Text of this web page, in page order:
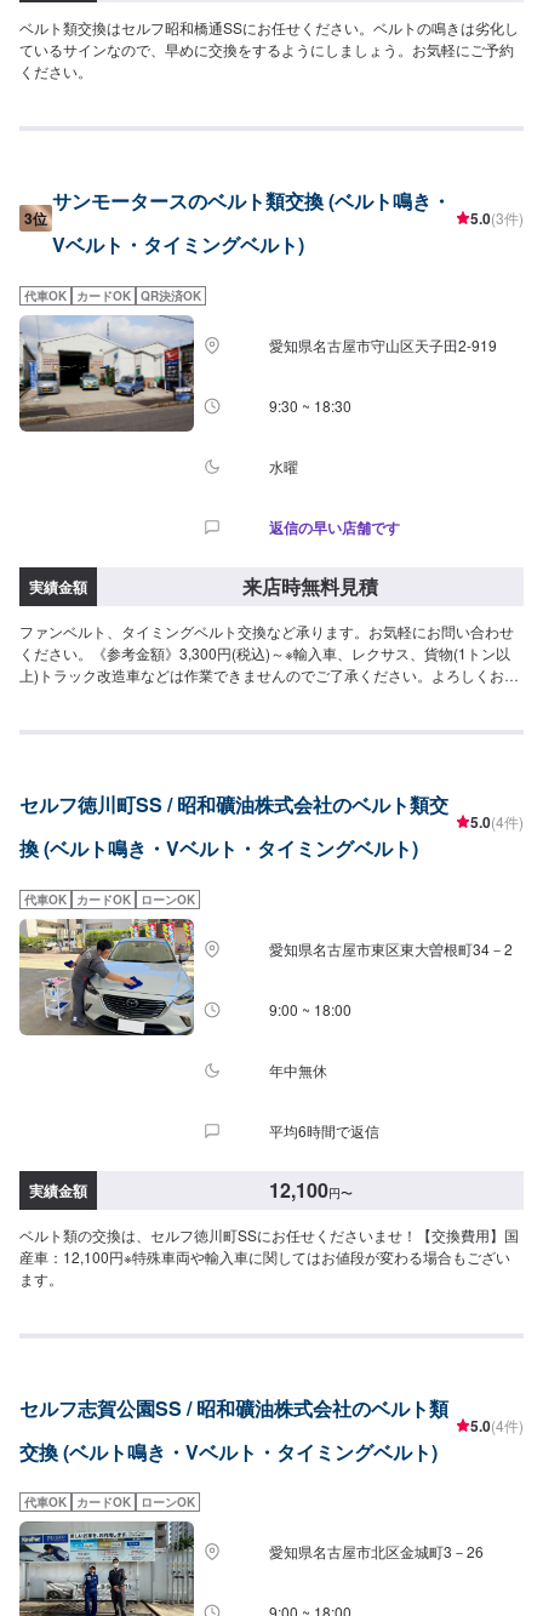
ベルト類交換はセルフ昭和橋通SSにお任せください。ベルトの鳴きは劣化し
ているサインなので、早めに交換をするようにしましょう。お気軽にご予約
ください。
3位
サンモータースのベルト類交換 (ベルト鳴き・
Vベルト・タイミングベルト)
5.0(3件)
代車OK カードOK QR決済OK
愛知県名古屋市守山区天子田2-919
9:30 ~ 18:30
水曜
返信の早い店舗です
実績金額 来店時無料見積
ファンベルト、タイミングベルト交換など承ります。お気軽にお問い合わせ
ください。《参考金額》3,300円(税込)～※輸入車、レクサス、貨物(1トン以
上)トラック改造車などは作業できませんのでご了承ください。よろしくお願
セルフ徳川町SS / 昭和礦油株式会社のベルト類交
換 (ベルト鳴き・Vベルト・タイミングベルト)
5.0(4件)
代車OK カードOK ローンOK
愛知県名古屋市東区東大曽根町34－2
9:00 ~ 18:00
年中無休
平均6時間で返信
実績金額 12,100円〜
ベルト類の交換は、セルフ徳川町SSにお任せくださいませ！【交換費用】国
産車：12,100円※特殊車両や輸入車に関してはお値段が変わる場合もござい
ます。
セルフ志賀公園SS / 昭和礦油株式会社のベルト類
交換 (ベルト鳴き・Vベルト・タイミングベルト)
5.0(4件)
代車OK カードOK ローンOK
愛知県名古屋市北区金城町3－26